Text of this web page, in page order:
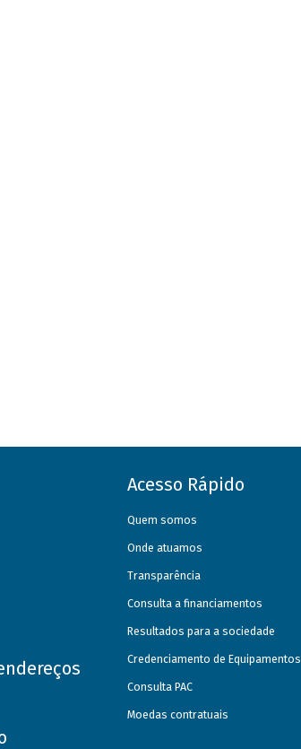
Acesso Rápido
Quem somos
Onde atuamos
Transparência
Consulta a financiamentos
Resultados para a sociedade
Credenciamento de Equipamentos
Consulta PAC
Moedas contratuais